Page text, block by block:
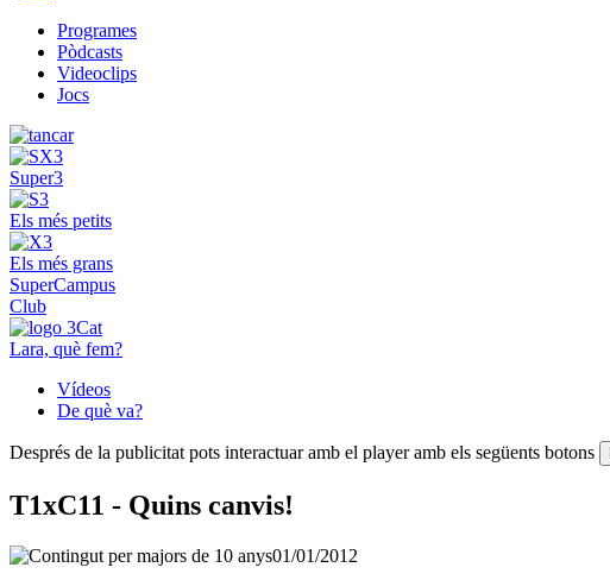
Programes
Pòdcasts
Videoclips
Jocs
Super3
Els més petits
Els més grans
SuperCampus
Club
Lara, què fem?
Vídeos
De què va?
Després de la publicitat pots interactuar amb el player amb els següents botons
T1xC11 - Quins canvis!
01/01/2012